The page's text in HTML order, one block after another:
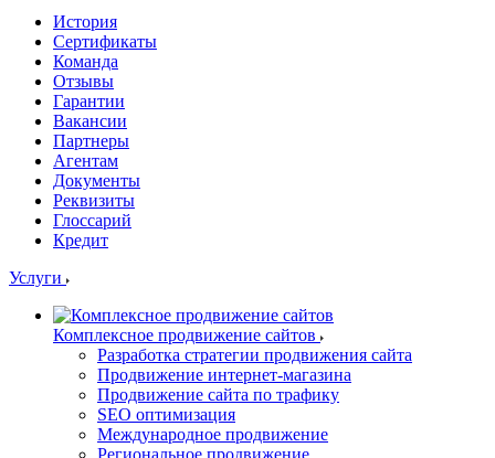
История
Сертификаты
Команда
Отзывы
Гарантии
Вакансии
Партнеры
Агентам
Документы
Реквизиты
Глоссарий
Кредит
Услуги
Комплексное продвижение сайтов
Разработка стратегии продвижения сайта
Продвижение интернет-магазина
Продвижение сайта по трафику
SEO оптимизация
Международное продвижение
Региональное продвижение